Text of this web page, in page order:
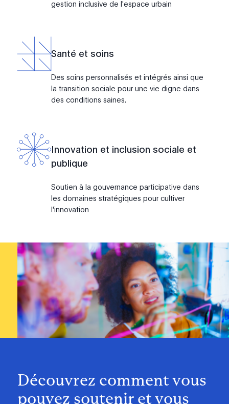
gestion inclusive de l'espace urbain
Santé et soins
Des soins personnalisés et intégrés ainsi que
la transition sociale pour une vie digne dans
des conditions saines.
Innovation et inclusion sociale et
publique
Soutien à la gouvernance participative dans
les domaines stratégiques pour cultiver
l'innovation
Découvrez comment vous
pouvez soutenir et vous